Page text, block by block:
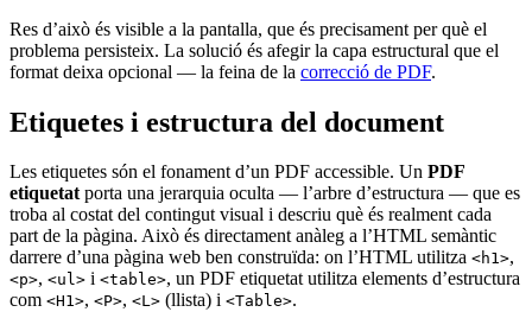
Res d’això és visible a la pantalla, que és precisament per què el
problema persisteix. La solució és afegir la capa estructural que el
format deixa opcional — la feina de la correcció de PDF.
Etiquetes i estructura del document
Les etiquetes són el fonament d’un PDF accessible. Un PDF
etiquetatporta una jerarquia oculta — l’arbre d’estructura — que es
troba al costat del contingut visual i descriu què és realment cada
part de la pàgina. Això és directament anàleg a l’HTML semàntic
darrere d’una pàgina web ben construïda: on l’HTML utilitza <h1>,
<p>, <ul> i <table>, un PDF etiquetat utilitza elements d’estructura
com <H1>, <P>, <L> (llista) i <Table>.